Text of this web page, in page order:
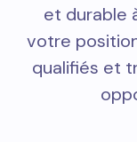
et durable
votre
qualifiés et